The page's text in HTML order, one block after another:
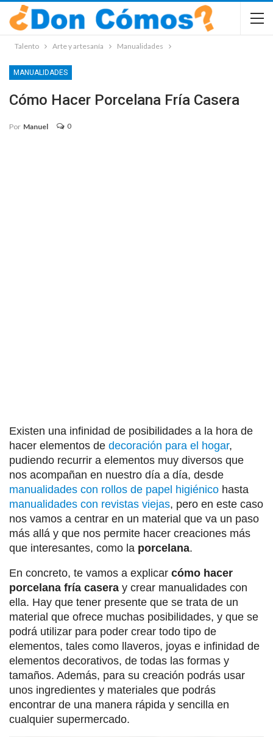
Talento Arte y artesanía Manualidades
MANUALIDADES
Cómo Hacer Porcelana Fría Casera
Por Manuel 0
Existen una infinidad de posibilidades a la hora de
hacer elementos de decoración para el hogar,
pudiendo recurrir a elementos muy diversos que
nos acompañan en nuestro día a día, desde
manualidades con rollos de papel higiénico hasta
manualidades con revistas viejas, pero en este caso
nos vamos a centrar en un material que va un paso
más allá y que nos permite hacer creaciones más
que interesantes, como la porcelana.
En concreto, te vamos a explicar cómo hacer
porcelana fría casera y crear manualidades con
ella. Hay que tener presente que se trata de un
material que ofrece muchas posibilidades, y que se
podrá utilizar para poder crear todo tipo de
elementos, tales como llaveros, joyas e infinidad de
elementos decorativos, de todas las formas y
tamaños. Además, para su creación podrás usar
unos ingredientes y materiales que podrás
encontrar de una manera rápida y sencilla en
cualquier supermercado.